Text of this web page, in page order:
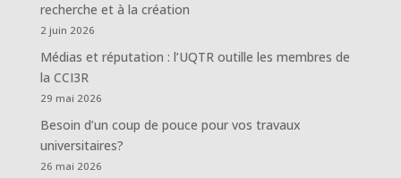
recherche et à la création
2 juin 2026
Médias et réputation : l’UQTR outille les membres de
la CCI3R
29 mai 2026
Besoin d’un coup de pouce pour vos travaux
universitaires?
26 mai 2026